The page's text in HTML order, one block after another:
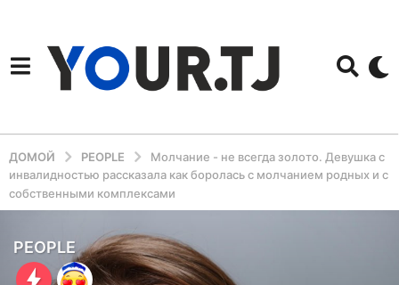
ДОМОЙ PEOPLE
Молчание - не всегда золото. Девушка с
инвалидностью рассказала как боролась с молчанием родных и с
собственными комплексами
5
л
PEOPLE